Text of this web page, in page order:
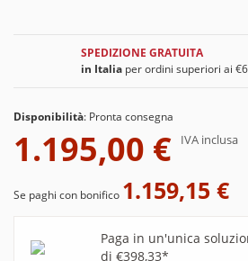
SPEDIZIONE GRATUITA
in Italiaper ordini superiori ai
Disponibilità: Pronta consegna
1.195,00 € IVA inclusa
Se paghi con bonifico 1.159,15 €
Paga in un'unica
di €398,33*